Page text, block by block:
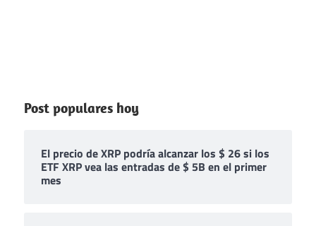
Post populares hoy
El precio de XRP podría alcanzar los $ 26 si los
ETF XRP vea las entradas de $ 5B en el primer
mes